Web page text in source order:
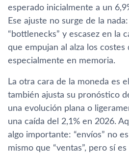
esperado inicialmente a un
Ese ajuste no surge de la
“bottlenecks” y escasez en la
que empujan al alza los costes
especialmente en memoria.
La otra cara de la moneda es
también ajusta su pronóstico
una evolución plana o
una caída del 2,1% en 2026.
algo importante: “envíos” no
mismo que “ventas”, pero sí